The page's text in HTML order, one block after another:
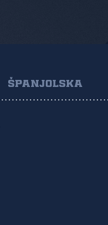
ŠPANJOLSKA